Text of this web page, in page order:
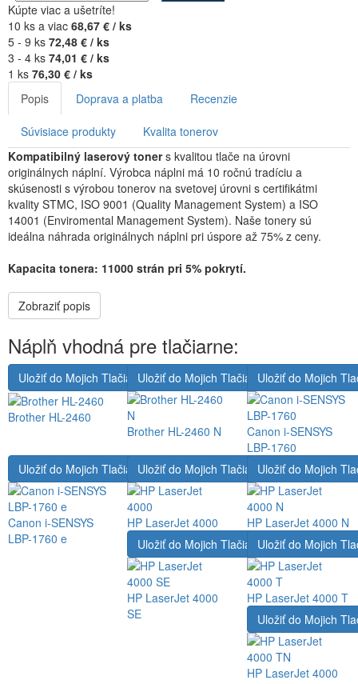
Kúpte viac a ušetríte!
10 ks a viac 68,67 € / ks
5 - 9 ks 72,48 € / ks
3 - 4 ks 74,01 € / ks
1 ks 76,30 € / ks
Popis
Doprava a platba Recenzie
Súvisiace produkty
Kvalita tonerov
Kompatibilný laserový toners kvalitou tlače na úrovni
originálnych náplní. Výrobca náplni má 10 ročnú tradíciu a
skúsenosti s výrobou tonerov na svetovej úrovni s certifikátmi
kvality STMC, ISO 9001 (Quality Management System) a ISO
14001 (Enviromental Management System). Naše tonery sú
ideálna náhrada originálnych náplni pri úspore až 75% z ceny.
Kapacita tonera: 11000 strán pri 5% pokrytí.
Zobraziť popis
Náplň vhodná pre tlačiarne:
Uložiť do Mojich Tlačiarní
Brother HL-2460
Uložiť do Mojich Tlačiarní
Brother HL-2460 N
Uložiť do Mojich
Canon i-SENSYS
LBP-1760
Uložiť do Mojich Tlačiarní
Canon i-SENSYS
LBP-1760 e
Uložiť do Mojich Tlačiarní
HP LaserJet 4000
Uložiť do Mojich
HP LaserJet 4000 N
Uložiť do Mojich Tlačiarní
HP LaserJet 4000
SE
Uložiť do Mojich
HP LaserJet 4000 T
Uložiť do Mojich
HP LaserJet 4000